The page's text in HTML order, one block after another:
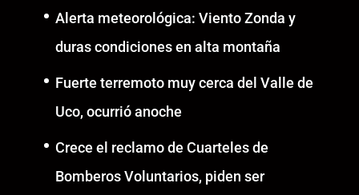
Alerta meteorológica: Viento Zonda y
duras condiciones en alta montaña
Fuerte terremoto muy cerca del Valle de
Uco, ocurrió anoche
Crece el reclamo de Cuarteles de
Bomberos Voluntarios, piden ser